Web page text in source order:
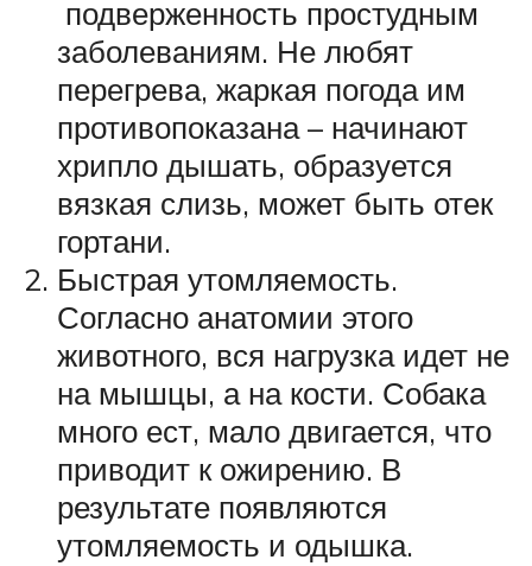
подверженность простудным
заболеваниям. Не любят
перегрева, жаркая погода им
противопоказана – начинают
хрипло дышать, образуется
вязкая слизь, может быть отек
гортани.
Быстрая утомляемость.
Согласно анатомии этого
животного, вся нагрузка идет не
на мышцы, а на кости. Собака
много ест, мало двигается, что
приводит к ожирению. В
результате появляются
утомляемость и одышка.